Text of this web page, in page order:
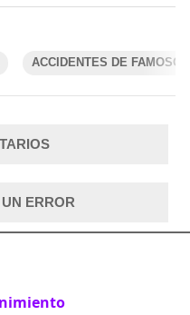
ACCIDENTES DE FAMOSOS
ERROR